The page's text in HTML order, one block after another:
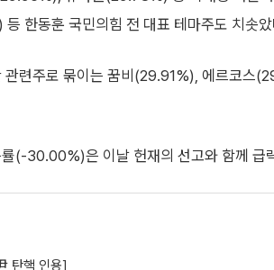
한동훈 국민의힘 전 대표 테마주도 치솟았
관련주로 묶이는 꿈비(29.91%), 에르코스
(-30.00%)은 이날 헌재의 선고와 함께 급
탄핵 인용]